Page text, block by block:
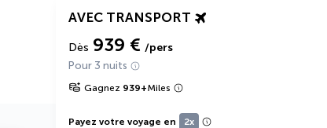
AVEC TRANSPORT
Dès 939 € /pers
Pour 3 nuits
Gagnez 939+Miles
Payez votre voyage en 2x